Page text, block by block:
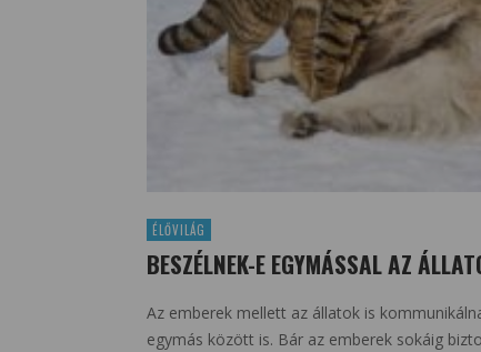
ÉLŐVILÁG
BESZÉLNEK-E EGYMÁSSAL AZ
Az emberek mellett az állatok is
egymás között is. Bár az emberek sokáig